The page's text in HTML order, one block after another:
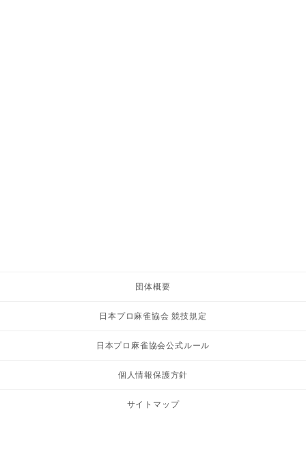
団体概要
日本プロ麻雀協会 競技規定
日本プロ麻雀協会公式ルール
個人情報保護方針
サイトマップ